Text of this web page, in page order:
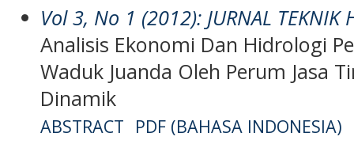
Vol 3, No 1 (2012): JURNAL TEKNIK
Analisis Ekonomi Dan Hidrologi
Waduk Juanda Oleh Perum Jasa
Dinamik
ABSTRACT PDF (BAHASA INDONESIA)